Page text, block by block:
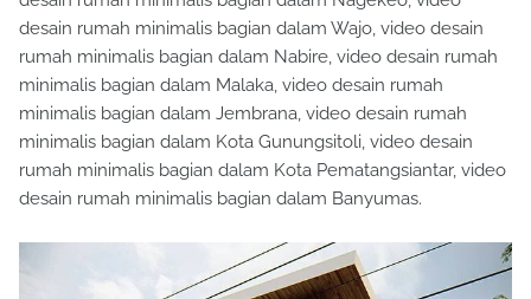
desain rumah minimalis bagian dalam Wajo, video desain
rumah minimalis bagian dalam Nabire, video desain rumah
minimalis bagian dalam Malaka, video desain rumah
minimalis bagian dalam Jembrana, video desain rumah
minimalis bagian dalam Kota Gunungsitoli, video desain
rumah minimalis bagian dalam Kota Pematangsiantar, video
desain rumah minimalis bagian dalam Banyumas.